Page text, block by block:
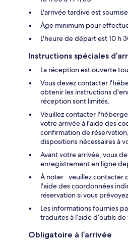
L'arrivée tardive est
Âge minimum pour
L'heure de départ est 10 h
Instructions spéciales
La réception est ouverte
Vous devez contacter
obtenir les instructions
réception sont limités.
Veuillez contacter
votre arrivée à l'aide des
confirmation de
dispositions nécessaires à
Avant votre arrivée, vous
enregistrement en ligne
À noter : veuillez contacter
l'aide des coordonnées
réservation si vous
Les informations fournies
traduites à l’aide d’outils
Obligatoire à l’arrivée